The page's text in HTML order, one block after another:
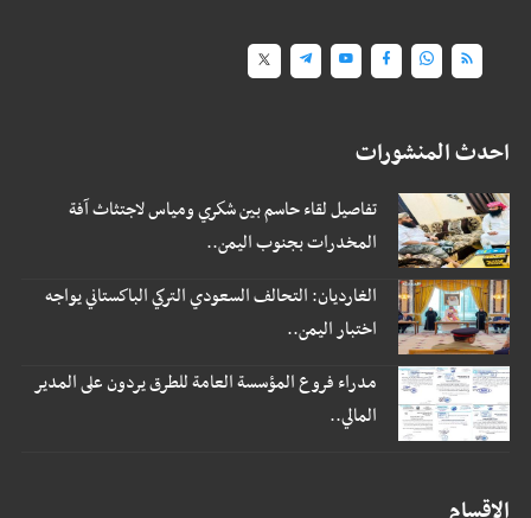
احدث المنشورات
تفاصيل لقاء حاسم بين شكري ومياس لاجتثاث آفة
المخدرات بجنوب اليمن..
الغارديان: التحالف السعودي التركي الباكستاني يواجه
اختبار اليمن..
مدراء فروع المؤسسة العامة للطرق يردون على المدير
المالي..